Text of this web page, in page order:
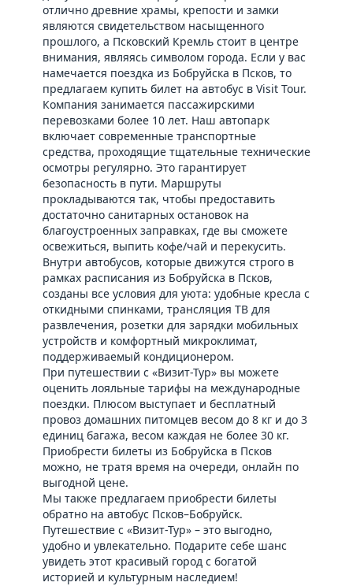
отлично древние храмы, крепости и замки
являются свидетельством насыщенного
прошлого, а Псковский Кремль стоит в центре
внимания, являясь символом города. Если у вас
намечается поездка из Бобруйска в Псков, то
предлагаем купить билет на автобус в Visit Tour.
Компания занимается пассажирскими
перевозками более 10 лет. Наш автопарк
включает современные транспортные
средства, проходящие тщательные технические
осмотры регулярно. Это гарантирует
безопасность в пути. Маршруты
прокладываются так, чтобы предоставить
достаточно санитарных остановок на
благоустроенных заправках, где вы сможете
освежиться, выпить кофе/чай и перекусить.
Внутри автобусов, которые движутся строго в
рамках расписания из Бобруйска в Псков,
созданы все условия для уюта: удобные кресла с
откидными спинками, трансляция ТВ для
развлечения, розетки для зарядки мобильных
устройств и комфортный микроклимат,
поддерживаемый кондиционером.
При путешествии с «Визит-Тур» вы можете
оценить лояльные тарифы на международные
поездки. Плюсом выступает и бесплатный
провоз домашних питомцев весом до 8 кг и до 3
единиц багажа, весом каждая не более 30 кг.
Приобрести билеты из Бобруйска в Псков
можно, не тратя время на очереди, онлайн по
выгодной цене.
Мы также предлагаем приобрести билеты
обратно на автобус Псков–Бобруйск.
Путешествие с «Визит-Тур» – это выгодно,
удобно и увлекательно. Подарите себе шанс
увидеть этот красивый город с богатой
историей и культурным наследием!